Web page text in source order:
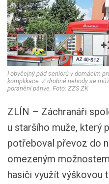
I obyčejný pád seniorů v domácím
komplikace. Z drobné nehody se
poranění pánve. Foto: ZZS ZK
ZLÍN – Záchranáři
u staršího muže, který
potřeboval převoz do
omezeným
hasiči využít výškovou